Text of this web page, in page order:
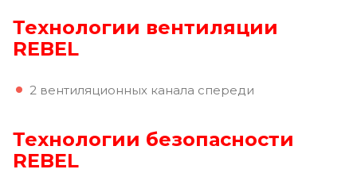
Технологии вентиляции
REBEL
2 вентиляционных канала спереди
Технологии безопасности
REBEL